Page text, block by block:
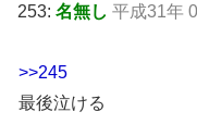
253: 名無し 平成31年
>>245
最後泣ける